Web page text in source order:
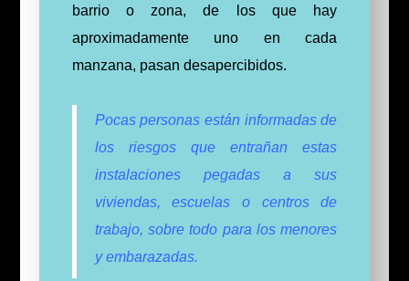
barrio o zona, de los que hay
aproximadamente uno en cada
manzana, pasan desapercibidos.
Pocas personas están informadas de
los riesgos que entrañan estas
instalaciones pegadas a sus
viviendas, escuelas o centros de
trabajo, sobre todo para los menores
y embarazadas.